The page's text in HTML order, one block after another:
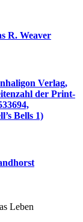
R. Weaver
Verlag,
der Print-
Bells 1)
Leben